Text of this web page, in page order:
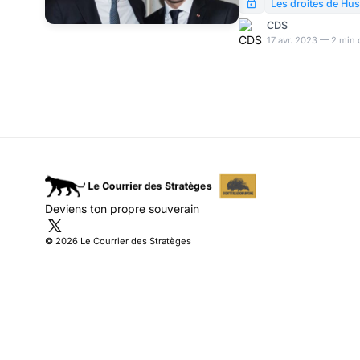
ayant découvert le
En réalité, le
Les droites de
CDS
17 avr. 2023 — 2 min
Deviens ton propre souverain
© 2026 Le Courrier des Stratèges